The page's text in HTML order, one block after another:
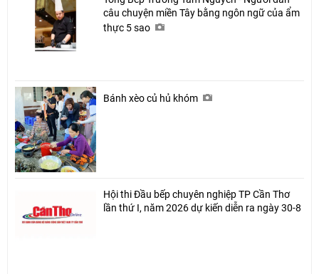
câu chuyện miền Tây bằng ngôn ngữ của ẩm
thực 5 sao
Bánh xèo củ hủ khóm
Hội thi Đầu bếp chuyên nghiệp TP Cần Thơ
lần thứ I, năm 2026 dự kiến diễn ra ngày 30-8